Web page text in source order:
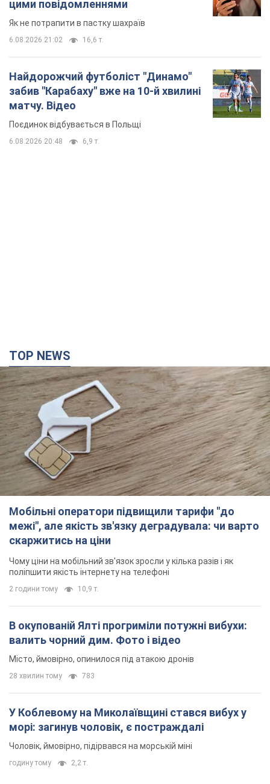
Поєдинок відбувається в Польщі
6.08.2026 20:48 6,9 т.
Мобільні оператори підвищили тарифи "до
межі", але якість зв'язку деградувала: чи варто
скаржитись на ціни
Чому ціни на мобільний зв'язок зросли у кілька разів і як
поліпшити якість інтернету на телефоні
2 години тому 10,9 т.
В окупованій Ялті прогриміли потужні вибухи:
валить чорний дим. Фото і відео
Місто, ймовірно, опинилося під атакою дронів
28 хвилин тому
У Коблевому на Миколаївщині стався вибух у
морі: загинув чоловік, є постраждалі
Чоловік, ймовірно, підірвався на морській міні
годину тому 2,2 т.